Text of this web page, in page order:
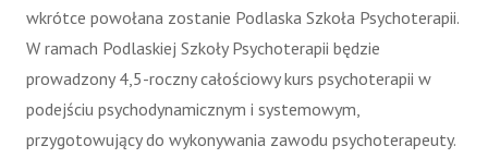
wkrótce powołana zostanie Podlaska Szkoła Psychoterapii.
W ramach Podlaskiej Szkoły Psychoterapii będzie
prowadzony 4,5-roczny całościowy kurs psychoterapii w
podejściu psychodynamicznym i systemowym,
przygotowujący do wykonywania zawodu psychoterapeuty.